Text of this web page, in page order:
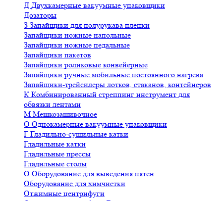
Д Двухкамерные вакуумные упаковщики
Дозаторы
З Запайщики для полурукава пленки
Запайщики ножные напольные
Запайщики ножные педальные
Запайщики пакетов
Запайщики роликовые конвейерные
Запайщики ручные мобильные постоянного нагрева
Запайщики-трейсилеры лотков, стаканов, контейнеров
К Комбинированный стреппинг инструмент для
обвязки лентами
М Мешкозашивочное
О Однокамерные вакуумные упаковщики
Г Гладильно-сушильные катки
Гладильные катки
Гладильные прессы
Гладильные столы
О Оборудование для выведения пятен
Оборудование для химчистки
Отжимные центрифуги